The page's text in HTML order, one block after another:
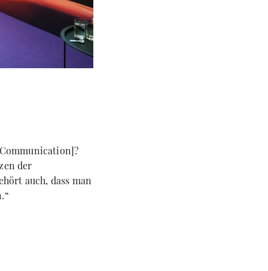
der
auch, dass man